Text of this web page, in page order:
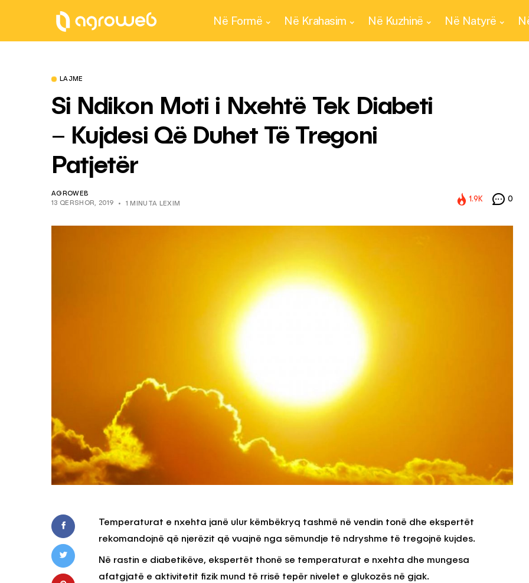
Në Formë Në Krahasim Në Kuzhinë Në Natyrë
LAJME
Si Ndikon Moti i Nxehtë Tek Diabeti
– Kujdesi Që Duhet Të Tregoni
Patjetër
AGROWEB
13 QERSHOR, 2019
1 MINUTA LEXIM
1.9K 0
Temperaturat e nxehta janë ulur këmbëkryq tashmë në vendin tonë dhe ekspertët
rekomandojnë që njerëzit që vuajnë nga sëmundje të ndryshme të tregojnë kujdes.
Në rastin e diabetikëve, ekspertët thonë se temperaturat e nxehta dhe mungesa
afatgjatë e aktivitetit fizik mund të rrisë tepër nivelet e glukozës në gjak.